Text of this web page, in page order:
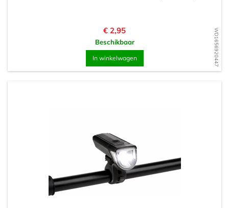
WD1656920447
Prijs
€ 2,95
Beschikbaar
In winkelwagen